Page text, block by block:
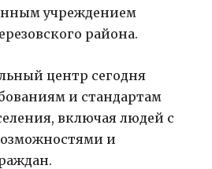
учреждением
района.
центр сегодня
и стандартам
включая людей с
и